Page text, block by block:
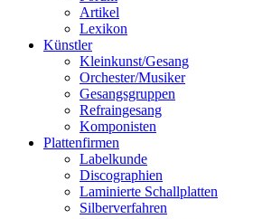
Artikel
Lexikon
Künstler
Kleinkunst/Gesang
Orchester/Musiker
Gesangsgruppen
Refraingesang
Komponisten
Plattenfirmen
Labelkunde
Discographien
Laminierte Schallplatten
Silberverfahren